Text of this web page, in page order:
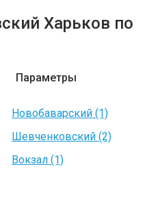
Харьков по
Параметры
Новобаварский (1)
Шевченковский (2)
Вокзал (1)